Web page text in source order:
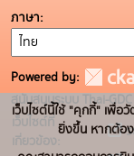
ภาษา
Powered by:
สนับสนุนระบบ Thai-
เว็บไซต์ที่
เกี่ยวข้อง:
ร
เว็บไซต์นี้ใช้ "คุกกี้" เพื่อ
ยิ่งขึ้น หากต้อ